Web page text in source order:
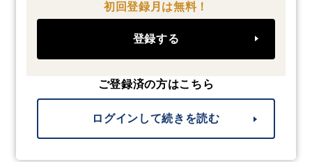
初回登録月は無料！
登録する
ご登録済の方はこちら
ログインして続きを読む